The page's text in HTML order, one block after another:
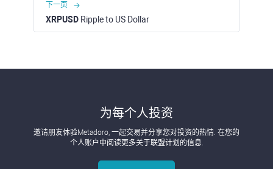
下一页
XRPUSD Ripple to US Dollar
为每个人投资
邀请朋友体验Metadoro, 一起交易并分享您对投资的热情. 在您的
个人账户中阅读更多关于联盟计划的信息.